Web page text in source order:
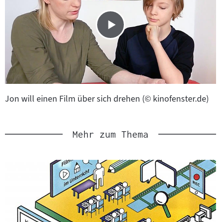
Jon will einen Film über sich drehen (© kinofenster.de)
Mehr zum Thema